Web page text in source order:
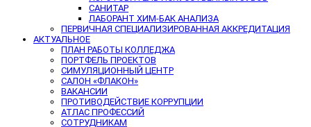
САНИТАР
ЛАБОРАНТ ХИМ-БАК АНАЛИЗА
ПЕРВИЧНАЯ СПЕЦИАЛИЗИРОВАННАЯ АККРЕДИТАЦИЯ
АКТУАЛЬНОЕ
ПЛАН РАБОТЫ КОЛЛЕДЖА
ПОРТФЕЛЬ ПРОЕКТОВ
СИМУЛЯЦИОННЫЙ ЦЕНТР
САЛОН «ФЛАКОН»
ВАКАНСИИ
ПРОТИВОДЕЙСТВИЕ КОРРУПЦИИ
АТЛАС ПРОФЕССИЙ
СОТРУДНИКАМ